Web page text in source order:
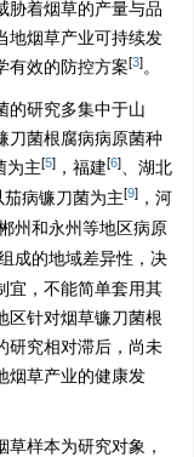
胁着烟草的产量与品
地烟草产业可持续发
有效的防控方案[3]。
的研究多集中于山
刀菌根腐病病原菌种
为主[5] ，福建[6] 、湖北
病镰刀菌为主[9] ，河
州和永州等地区病原
成的地域差异性，决
宜，不能简单套用其
区针对烟草镰刀菌根
研究相对滞后，尚未
烟草产业的健康发
样本为研究对象，